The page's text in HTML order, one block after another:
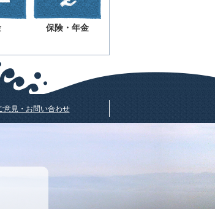
保険・年金
意見・お問い合わせ